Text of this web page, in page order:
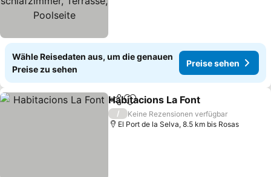
Wähle Reisedaten aus, um die genauen
Preise zu sehen
Preise sehen
TeilenZu Favoriten hinzufügen
Habitacions La Font
/
Keine Rezensionen verfügbar
El Port de la Selva, 8.5 km bis Rosas